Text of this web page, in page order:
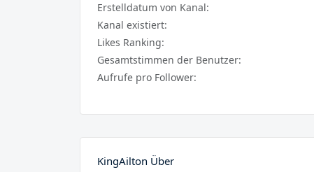
Erstelldatum von Kanal:
Kanal existiert:
Likes Ranking:
Gesamtstimmen der Benutzer:
Aufrufe pro Follower:
KingAilton Über